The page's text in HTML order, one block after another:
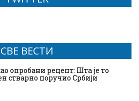
СВЕ ВЕСТИ
опробани рецепт: Шта је то
стварно поручио Србији